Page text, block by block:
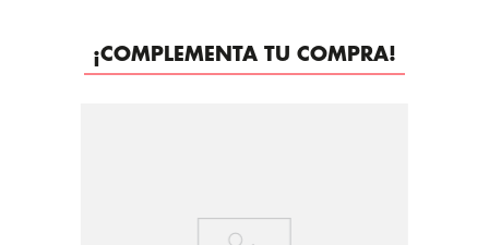
¡COMPLEMENTA TU COMPRA!